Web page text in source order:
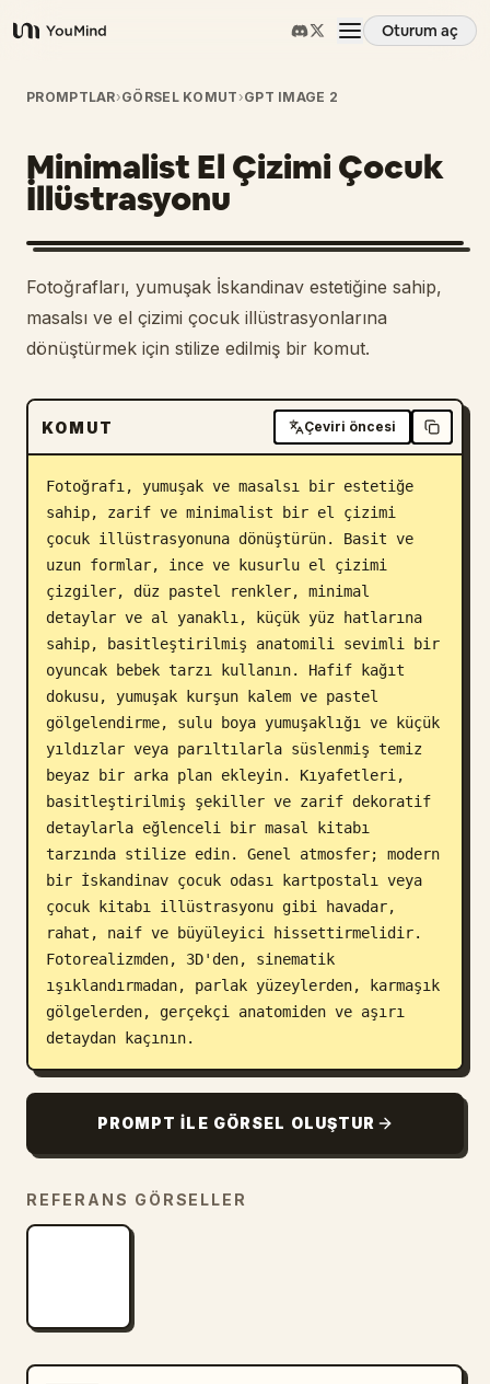
YouMind
Oturum aç
Genel Bakış
Kullanım Senaryoları
Beceriler
İstemler
İndir
Blog
Güncellemeler
PROMPTLAR›GÖRSEL KOMUT ›GPT IMAGE 2
Minimalist El Çizimi Çocuk
İllüstrasyonu
Fotoğrafları, yumuşak İskandinav estetiğine sahip,
masalsı ve el çizimi çocuk illüstrasyonlarına
dönüştürmek için stilize edilmiş bir komut.
KOMUT Çeviri öncesi
Fotoğrafı, yumuşak ve masalsı bir estetiğe
sahip, zarif ve minimalist bir el çizimi
çocuk illüstrasyonuna dönüştürün. Basit ve
uzun formlar, ince ve kusurlu el çizimi
çizgiler, düz pastel renkler, minimal
detaylar ve al yanaklı, küçük yüz hatlarına
sahip, basitleştirilmiş anatomili sevimli bir
oyuncak bebek tarzı kullanın. Hafif kağıt
dokusu, yumuşak kurşun kalem ve pastel
gölgelendirme, sulu boya yumuşaklığı ve küçük
yıldızlar veya parıltılarla süslenmiş temiz
beyaz bir arka plan ekleyin. Kıyafetleri,
basitleştirilmiş şekiller ve zarif dekoratif
detaylarla eğlenceli bir masal kitabı
tarzında stilize edin. Genel atmosfer; modern
bir İskandinav çocuk odası kartpostalı veya
çocuk kitabı illüstrasyonu gibi havadar,
rahat, naif ve büyüleyici hissettirmelidir.
Fotorealizmden, 3D'den, sinematik
ışıklandırmadan, parlak yüzeylerden, karmaşık
gölgelerden, gerçekçi anatomiden ve aşırı
detaydan kaçının.
PROMPT ILE GÖRSEL OLUŞTUR
REFERANS GÖRSELLER